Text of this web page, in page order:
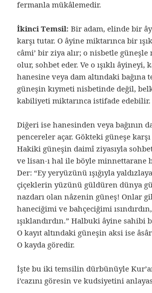
fermanla mükâlemedir.
İkinci Temsil: Bir adam, elinde bir
karşı tutar. O âyine miktarınca bir
câmi’ bir ziya alır; o nisbetle güneşle
olur, sohbet eder. Ve o ışıklı âyineyi,
hanesine veya dam altındaki bağına
güneşin kıymeti nisbetinde değil,
kabiliyeti miktarınca istifade edebilir.
Diğeri ise hanesinden veya bağının
pencereler açar. Gökteki güneşe
Hakiki güneşin daimî ziyasıyla
ve lisan-ı hal ile böyle minnettarane
Der: “Ey yeryüzünü ışığıyla
çiçeklerin yüzünü güldüren dünya
nazdarı olan nâzenin güneş! Onlar
haneciğimi ve bahçeciğimi ısındırdın,
ışıklandırdın.” Halbuki âyine sahibi
O kayıt altındaki güneşin aksi ise
O kayda göredir.
İşte bu iki temsilin dürbünüyle
i’cazını göresin ve kudsiyetini